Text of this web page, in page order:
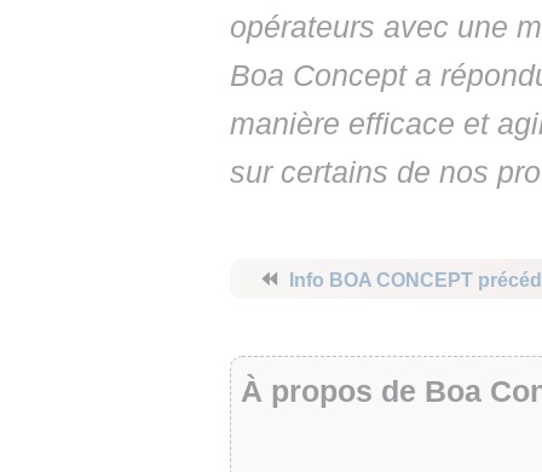
opérateurs avec une
Boa Concept a
manière efficace et
sur certains de nos
⏪ Info BOA CONCEPT
À propos de Boa